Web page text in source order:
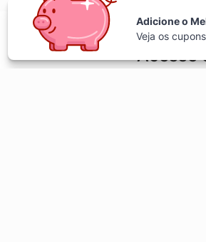
Acesse
Adicione o
Veja os